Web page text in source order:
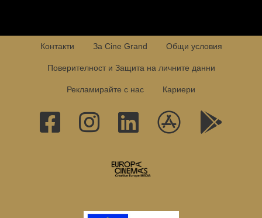
Контакти За Cine Grand Общи условия
Поверителност и Защита на личните данни
Рекламирайте с нас Кариери